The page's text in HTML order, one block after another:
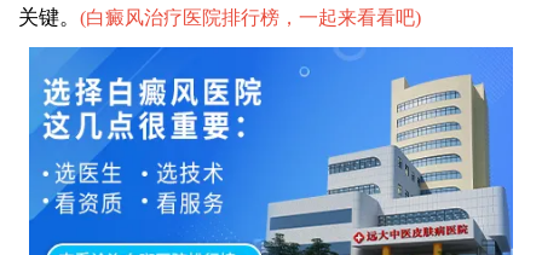
关键。 (白癜风治疗医院排行榜，一起来看看吧)